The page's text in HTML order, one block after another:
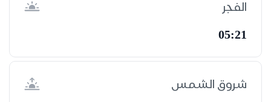
الفجر
05:21
شروق الشمس